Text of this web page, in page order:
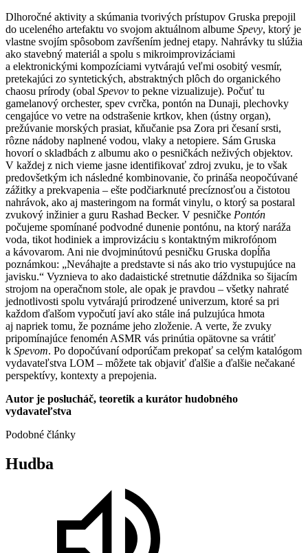
Dlhoročné aktivity a skúmania tvorivých prístupov Gruska prepojil
do uceleného artefaktu vo svojom aktuálnom albume Spevy, ktorý je
vlastne svojím spôsobom zavŕšením jednej etapy. Nahrávky tu slúžia
ako stavebný materiál a spolu s mikroimprovizáciami
a elektronickými kompozíciami vytvárajú veľmi osobitý vesmír,
pretekajúci zo syntetických, abstraktných plôch do organického
chaosu prírody (obal Spevov to pekne vizualizuje). Počuť tu
gamelanový orchester, spev cvrčka, pontón na Dunaji, plechovky
cengajúce vo vetre na odstrašenie krtkov, khen (ústny organ),
prežúvanie morských prasiat, kňučanie psa Zora pri česaní srsti,
rôzne nádoby naplnené vodou, vlaky a netopiere. Sám Gruska
hovorí o skladbách z albumu ako o pesničkách neživých objektov.
V každej z nich vieme jasne identifikovať zdroj zvuku, je to však
predovšetkým ich následné kombinovanie, čo prináša neopočúvané
zážitky a prekvapenia – ešte podčiarknuté precíznosťou a čistotou
nahrávok, ako aj masteringom na formát vinylu, o ktorý sa postaral
zvukový inžinier a guru Rashad Becker. V pesničke Pontón
počujeme spomínané podvodné dunenie pontónu, na ktorý naráža
voda, tikot hodiniek a improvizáciu s kontaktným mikrofónom
a kávovarom. Ani nie dvojminútovú pesničku Gruska dopĺňa
poznámkou: „Neváhajte a predstavte si nás ako trio vystupujúce na
javisku.“ Vyznieva to ako dadaistické stretnutie dáždnika so šijacím
strojom na operačnom stole, ale opak je pravdou – všetky nahraté
jednotlivosti spolu vytvárajú prirodzené univerzum, ktoré sa pri
každom ďalšom vypočutí javí ako stále iná pulzujúca hmota
aj napriek tomu, že poznáme jeho zloženie. A verte, že zvuky
pripomínajúce fenomén ASMR vás prinútia opätovne sa vrátiť
k Spevom. Po dopočúvaní odporúčam prekopať sa celým katalógom
vydavateľstva LOM – môžete tak objaviť ďalšie a ďalšie nečakané
perspektívy, kontexty a prepojenia.
Autor je poslucháč, teoretik a kurátor hudobného
vydavateľstva
Podobné články
Hudba